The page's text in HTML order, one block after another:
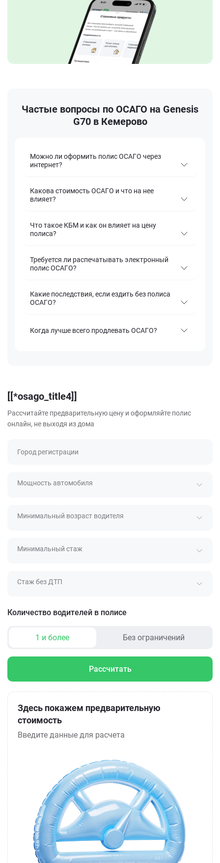
Частые вопросы по ОСАГО на Genesis
G70 в Кемерово
Можно ли оформить полис ОСАГО через
интернет?
Какова стоимость ОСАГО и что на нее
влияет?
Что такое КБМ и как он влияет на цену
полиса?
Требуется ли распечатывать электронный
полис ОСАГО?
Какие последствия, если ездить без полиса
ОСАГО?
Когда лучше всего продлевать ОСАГО?
[[*osago_title4]]
Рассчитайте предварительную цену и оформляйте полис
онлайн, не выходя из дома
Город регистрации
Мощность автомобиля
Минимальный возраст водителя
Минимальный стаж
Стаж без ДТП
Количество водителей в полисе
1 и более Без ограничений
Рассчитать
Здесь покажем предварительную
стоимость
Введите данные для расчета